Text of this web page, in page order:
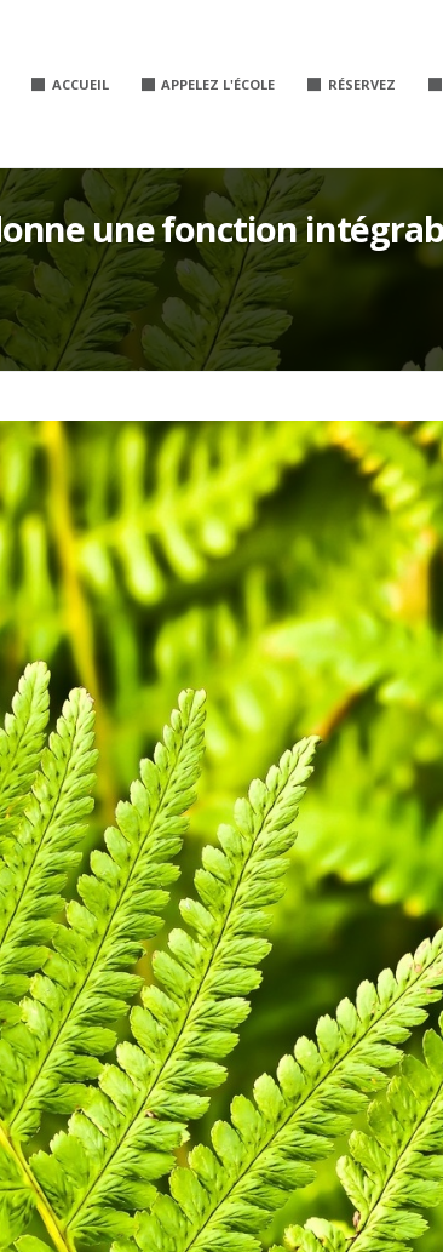
ACCUEIL APPELEZ L'ÉCOLE RÉSERVEZ
une fonction